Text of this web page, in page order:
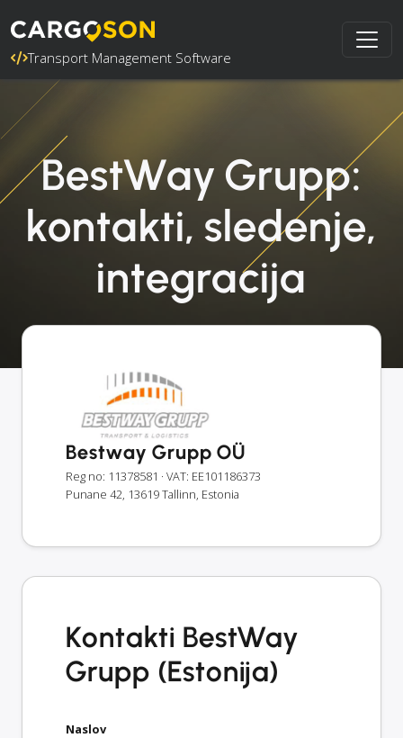
Transport Management Software
BestWay Grupp:
kontakti, sledenje,
integracija
Bestway Grupp OÜ
Reg no: 11378581 · VAT: EE101186373
Punane 42, 13619 Tallinn, Estonia
Kontakti BestWay
Grupp (Estonija)
Naslov